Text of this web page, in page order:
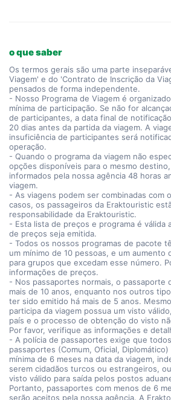
o que saber
Os termos gerais são uma parte
Viagem' e do 'Contrato de Inscrição da
pensados de forma independente.
- Nosso Programa de Viagem é
mínima de participação. Se não for
de participantes, a data final de
20 dias antes da partida da viagem. A
insuficiência de participantes será
operação.
- Quando o programa da viagem não
opções disponíveis para o mesmo
informados pela nossa agência 48 horas
viagem.
- As viagens podem ser combinadas com
casos, os passageiros da Eraktouristic
responsabilidade da Eraktouristic.
- Esta lista de preços e programa é válida
de preços seja emitida.
- Todos os nossos programas de pacote
um mínimo de 10 pessoas, e um
para grupos que excedam esse número.
informações de preços.
- Nos passaportes normais, o passaporte
mais de 10 anos, enquanto nos outros
ter sido emitido há mais de 5 anos.
participa da viagem possua um visto
país e o processo de obtenção do visto
Por favor, verifique as informações e
- A polícia de passaportes exige que
passaportes (Comum, Oficial,
mínima de 6 meses na data da viagem,
serem cidadãos turcos ou estrangeiros,
visto válido para saída pelos postos
Portanto, passaportes com menos de 6
serão aceitos pela nossa agência. A